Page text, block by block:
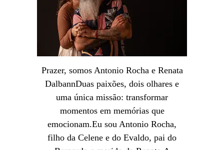
Prazer, somos Antonio Rocha e Renata
DalbannDuas paixões, dois olhares e
uma única missão: transformar
momentos em memórias que
emocionam.Eu sou Antonio Rocha,
filho da Celene e do Evaldo, pai do